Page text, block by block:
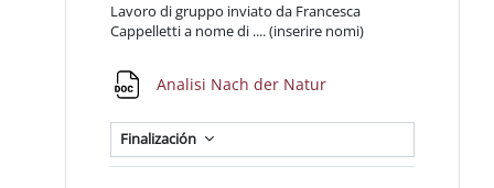
Lavoro di gruppo inviato da Francesca
Cappelletti a nome di .... (inserire nomi)
Analisi Nach der Natur
Finalización